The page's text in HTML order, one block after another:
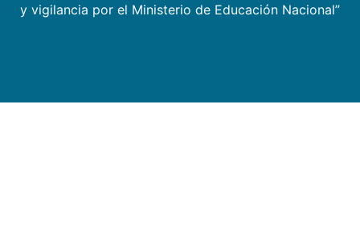
y vigilancia por el Ministerio de Educación Nacional”